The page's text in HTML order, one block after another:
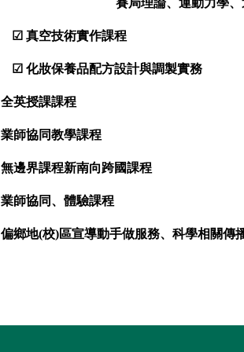
賽局理論、 運動力學、
☑ 真空技術實作課程
☑ 化妝保養品配方設計與調製實務
全英授課課程
業師協同教學課程
無邊界課程新南向跨國課程
業師協同、體驗課程
偏鄉地(校)區宣導動手做服務、 科學相關傳